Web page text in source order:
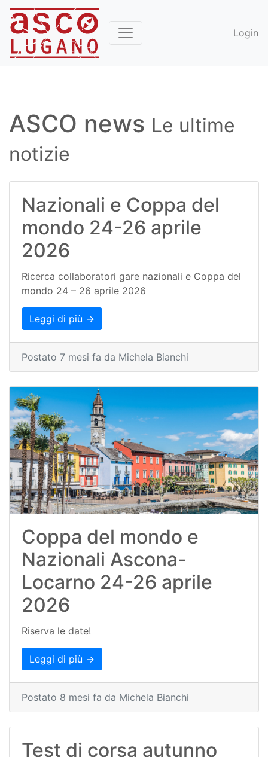
Login
ASCO news Le ultime
notizie
Nazionali e Coppa del
mondo 24-26 aprile
2026
Ricerca collaboratori gare nazionali e Coppa del
mondo 24 – 26 aprile 2026
Leggi di più →
Postato 7 mesi fa da Michela Bianchi
Coppa del mondo e
Nazionali Ascona-
Locarno 24-26 aprile
2026
Riserva le date!
Leggi di più →
Postato 8 mesi fa da Michela Bianchi
Test di corsa autunno